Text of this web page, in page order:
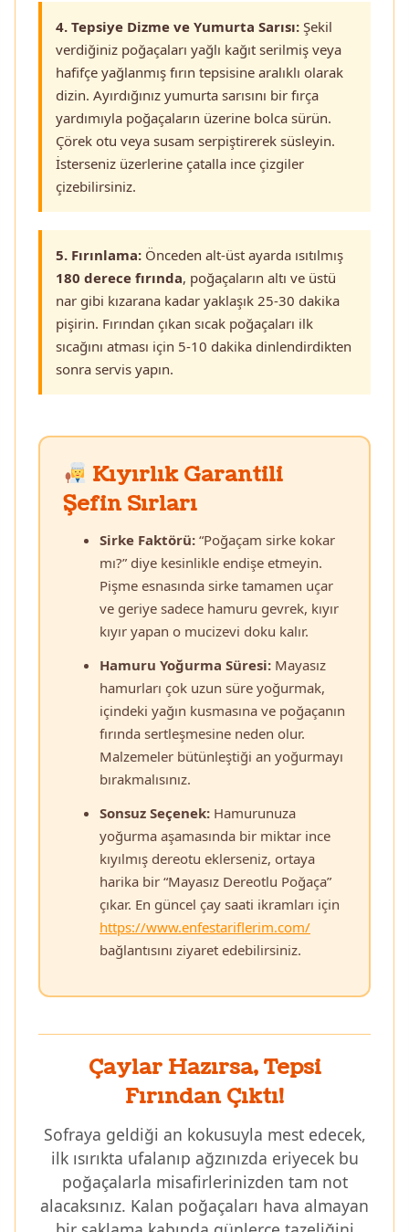
4. Tepsiye Dizme ve Yumurta Sarısı: Şekil
verdiğiniz poğaçaları yağlı kağıt serilmiş veya
hafifçe yağlanmış fırın tepsisine aralıklı olarak
dizin. Ayırdığınız yumurta sarısını bir fırça
yardımıyla poğaçaların üzerine bolca sürün.
Çörek otu veya susam serpiştirerek süsleyin.
İsterseniz üzerlerine çatalla ince çizgiler
çizebilirsiniz.
5. Fırınlama: Önceden alt-üst ayarda ısıtılmış
180 derece fırında, poğaçaların altı ve üstü
nar gibi kızarana kadar yaklaşık 25-30 dakika
pişirin. Fırından çıkan sıcak poğaçaları ilk
sıcağını atması için 5-10 dakika dinlendirdikten
sonra servis yapın.
Kıyırlık Garantili
Şefin Sırları
Sirke Faktörü: “Poğaçam sirke kokar
mı?” diye kesinlikle endişe etmeyin.
Pişme esnasında sirke tamamen uçar
ve geriye sadece hamuru gevrek, kıyır
kıyır yapan o mucizevi doku kalır.
Hamuru Yoğurma Süresi: Mayasız
hamurları çok uzun süre yoğurmak,
içindeki yağın kusmasına ve poğaçanın
fırında sertleşmesine neden olur.
Malzemeler bütünleştiği an yoğurmayı
bırakmalısınız.
Sonsuz Seçenek: Hamurunuza
yoğurma aşamasında bir miktar ince
kıyılmış dereotu eklerseniz, ortaya
harika bir “Mayasız Dereotlu Poğaça”
çıkar. En güncel çay saati ikramları için
https://www.enfestariflerim.com/
bağlantısını ziyaret edebilirsiniz.
Çaylar Hazırsa, Tepsi
Fırından Çıktı!
Sofraya geldiği an kokusuyla mest edecek,
ilk ısırıkta ufalanıp ağzınızda eriyecek bu
poğaçalarla misafirlerinizden tam not
alacaksınız. Kalan poğaçaları hava almayan